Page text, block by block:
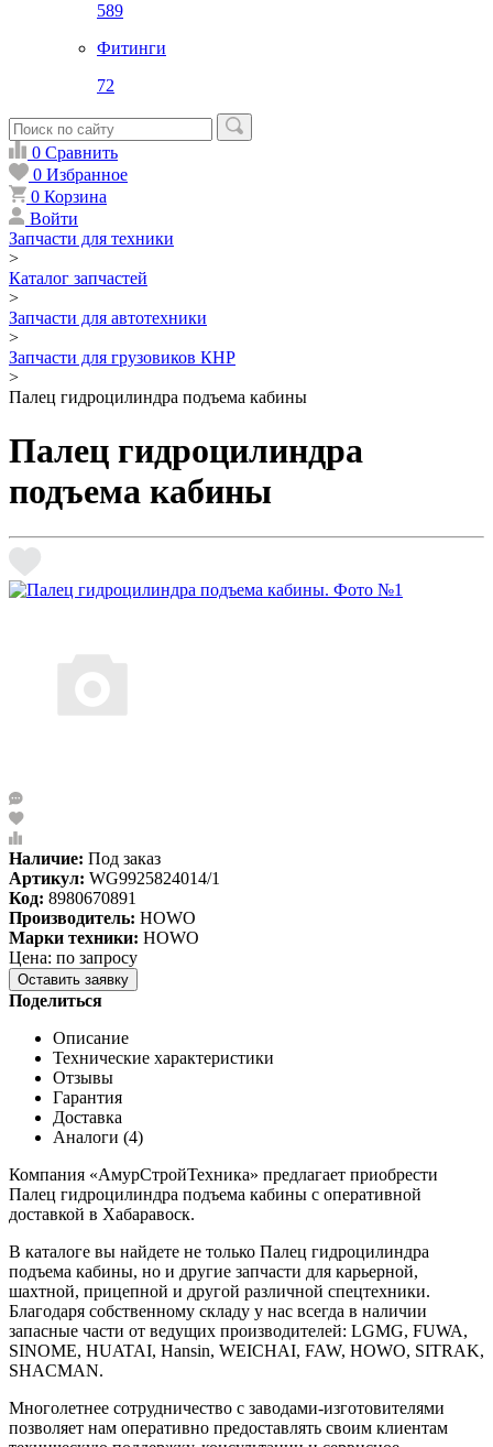
589
Фитинги
72
0 Сравнить
0 Избранное
0 Корзина
Войти
Запчасти для техники
>
Каталог запчастей
>
Запчасти для автотехники
>
Запчасти для грузовиков КНР
>
Палец гидроцилиндра подъема кабины
Палец гидроцилиндра
подъема кабины
Наличие: Под заказ
Артикул: WG9925824014/1
Код: 8980670891
Производитель: HOWO
Марки техники: HOWO
Цена: по запросу
Оставить заявку
Поделиться
Описание
Технические характеристики
Отзывы
Гарантия
Доставка
Аналоги (4)
Компания «АмурСтройТехника» предлагает приобрести
Палец гидроцилиндра подъема кабины с оперативной
доставкой в Хабаравоск.
В каталоге вы найдете не только Палец гидроцилиндра
подъема кабины, но и другие запчасти для карьерной,
шахтной, прицепной и другой различной спецтехники.
Благодаря собственному складу у нас всегда в наличии
запасные части от ведущих производителей: LGMG, FUWA,
SINOME, HUATAI, Hansin, WEICHAI, FAW, HOWO, SITRAK,
SHACMAN.
Многолетнее сотрудничество с заводами-изготовителями
позволяет нам оперативно предоставлять своим клиентам